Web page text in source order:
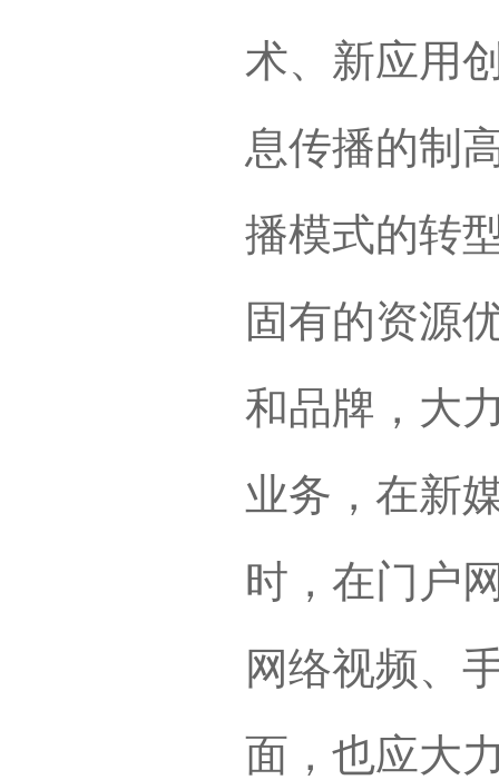
术、新应用
息传播的制
播模式的转
固有的资源
和品牌，大
业务，在新
时，在门户
网络视频、
面，也应大